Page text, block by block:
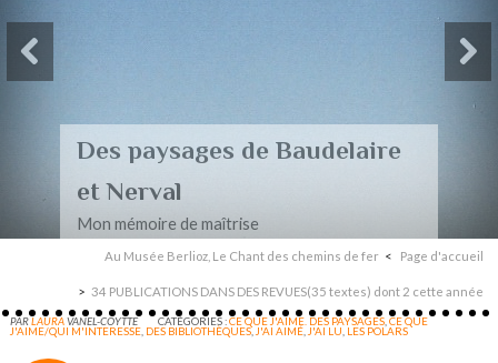
Des paysages de Baudelaire
et Nerval
Mon mémoire de maîtrise
Au Musée Berlioz, Le Chant des chemins de fer Page d'accueil
34 PUBLICATIONS DANS DES REVUES(35 textes) dont 2 cette année
PARLAURAVANEL-COYTTE CATÉGORIES :CE QUE J'AIME. DES PAYSAGES ,CE QUE
J'AIME/QUI M'INTERESSE DES BIBLIOTHÈQUES, J'AI AIMÉ J'AI LU LES POLARS